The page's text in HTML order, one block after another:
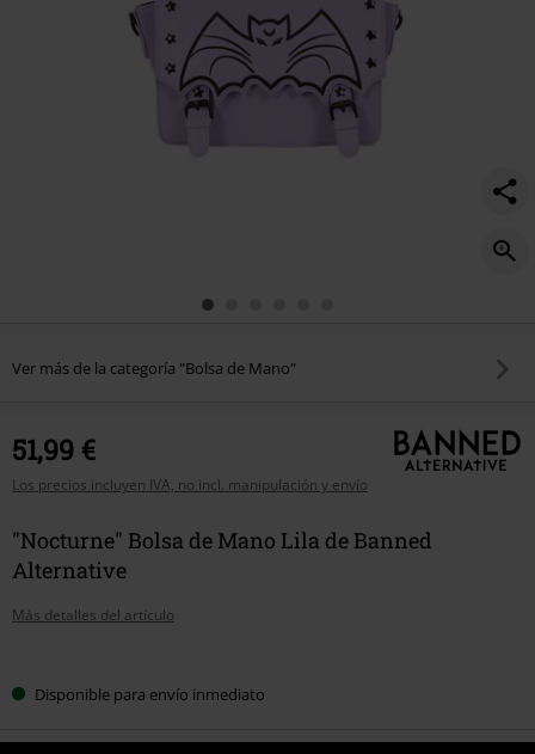
Ver más de la categoría "Bolsa de Mano"
51,99 €
Los precios incluyen IVA, no incl. manipulación y envío
"Nocturne" Bolsa de Mano Lila de Banned
Alternative
Más detalles del artículo
tu Disponible para envío inmediato